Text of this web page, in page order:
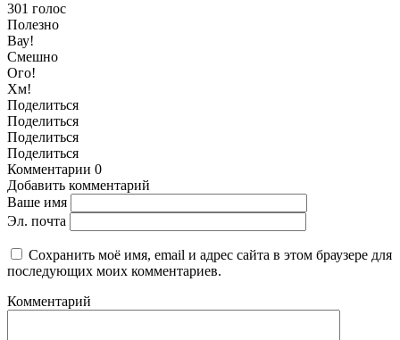
301 голос
Полезно
Вау!
Смешно
Ого!
Хм!
Поделиться
Поделиться
Поделиться
Поделиться
Комментарии 0
Добавить комментарий
Ваше имя
Эл. почта
Сохранить моё имя, email и адрес сайта в этом браузере для
последующих моих комментариев.
Комментарий